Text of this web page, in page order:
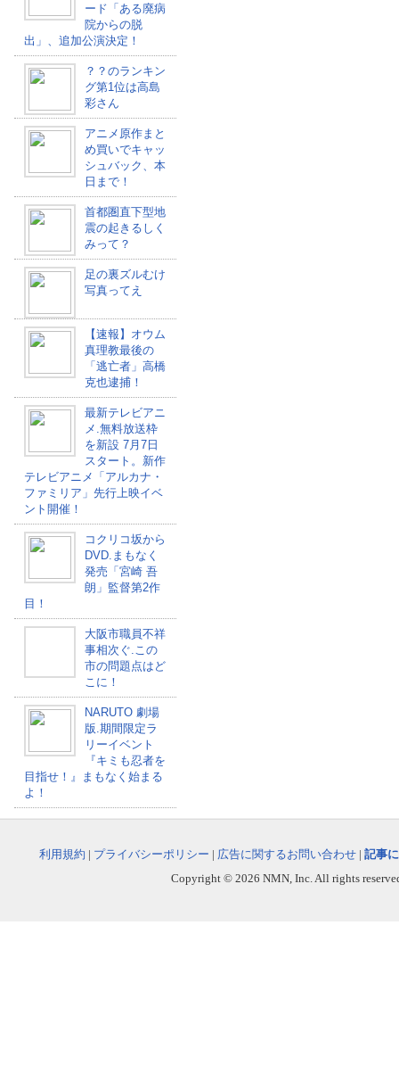
ード「ある廃病
院からの脱
出」、追加公演決定！
？？のランキン
グ第1位は高島
彩さん
アニメ原作まと
め買いでキャッ
シュバック、本
日まで！
首都圏直下型地
震の起きるしく
みって？
足の裏ズルむけ
写真ってえ
【速報】オウム
真理教最後の
「逃亡者」高橋
克也逮捕！
最新テレビアニ
メ.無料放送枠
を新設 7月7日
スタート。新作
テレビアニメ「アルカナ・
ファミリア」先行上映イベ
ント開催！
コクリコ坂から
DVD.まもなく
発売「宮崎 吾
朗」監督第2作
目！
大阪市職員不祥
事相次ぐ.この
市の問題点はど
こに！
NARUTO 劇場
版.期間限定ラ
リーイベント
『キミも忍者を
目指せ！』まもなく始まる
よ！
利用規約 | プライバシーポリシー | 広告に関するお問い合わせ | 記事
Copyright © 2026 NMN, Inc. All rights